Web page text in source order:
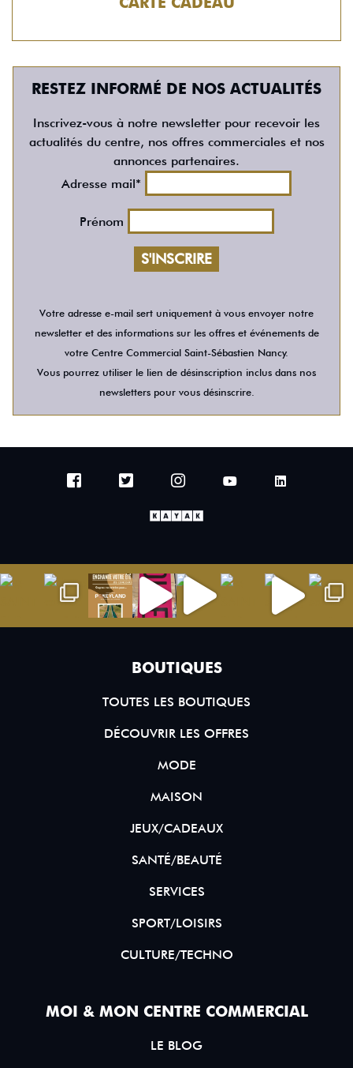
RESTEZ INFORMÉ DE NOS ACTUALITÉS
Inscrivez-vous à notre newsletter pour recevoir les
actualités du centre, nos offres commerciales et nos
annonces partenaires.
Adresse mail*
Prénom
Votre adresse e-mail sert uniquement à vous envoyer notre
newsletter et des informations sur les offres et événements de
votre Centre Commercial Saint-Sébastien Nancy.
Vous pourrez utiliser le lien de désinscription inclus dans nos
newsletters pour vous désinscrire.
BOUTIQUES
TOUTES LES BOUTIQUES
DÉCOUVRIR LES OFFRES
MODE
MAISON
JEUX/CADEAUX
SANTÉ/BEAUTÉ
SERVICES
SPORT/LOISIRS
CULTURE/TECHNO
MOI & MON CENTRE COMMERCIAL
LE BLOG